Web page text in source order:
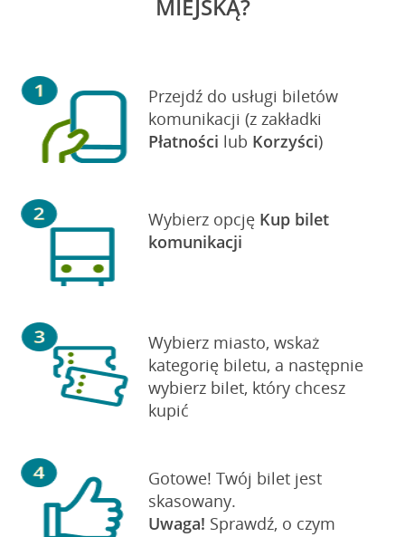
MIEJSKĄ?
Przejdź do usługi biletów
komunikacji (z zakładki
Płatności lub Korzyści)
Wybierz opcję Kup bilet
komunikacji
Wybierz miasto, wskaż
kategorię biletu, a następnie
wybierz bilet, który chcesz
kupić
Gotowe! Twój bilet jest
skasowany.
Uwaga! Sprawdź, o czym